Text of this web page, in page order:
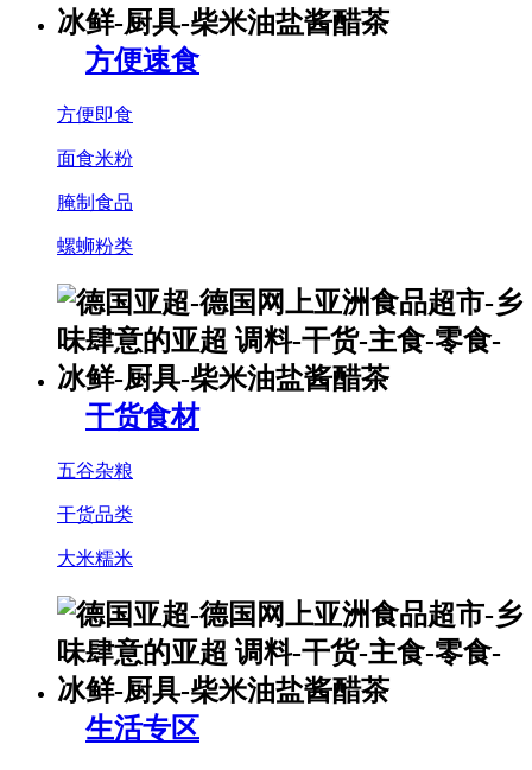
方便速食
方便即食
面食米粉
腌制食品
螺蛳粉类
干货食材
五谷杂粮
干货品类
大米糯米
生活专区